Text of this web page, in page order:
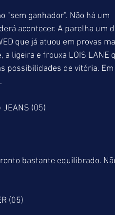
"sem ganhador". Não há um
acontecer. A parelha um
que já atuou em provas
a ligeira e frouxa LOIS LANE
possibilidades de vitória.
JEANS (05)
bastante equilibrado.
(05)